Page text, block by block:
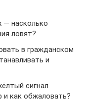
— насколько
ловят?
в гражданском
и
сигнал
как обжаловать?